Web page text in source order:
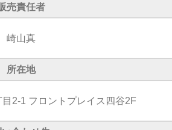
売責任者
崎山真
所在地
2-1 フロントプレイス四谷2F